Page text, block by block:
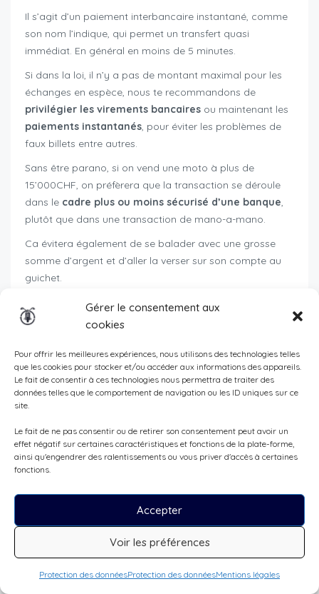
Gérer le consentement aux
cookies
Pour offrir les meilleures expériences, nous utilisons des technologies telles
que les cookies pour stocker et/ou accéder aux informations des appareils.
Le fait de consentir à ces technologies nous permettra de traiter des
données telles que le comportement de navigation ou les ID uniques sur ce
site.
Le fait de ne pas consentir ou de retirer son consentement peut avoir un
effet négatif sur certaines caractéristiques et fonctions de la plate-forme,
ainsi qu'engendrer des ralentissements ou vous priver d'accès à certaines
fonctions.
Accepter
Voir les préférences
Protection des donnéesProtection des donnéesMentions légales
Il s’agit d’un paiement interbancaire instantané, comme
son nom l’indique, qui permet un transfert quasi
immédiat. En général en moins de 5 minutes.
Si dans la loi, il n’y a pas de montant maximal pour les
échanges en espèce, nous te recommandons de
privilégier les virements bancaires ou maintenant les
paiements instantanés, pour éviter les problèmes de
faux billets entre autres.
Sans être parano, si on vend une moto à plus de
15’000CHF, on préfèrera que la transaction se déroule
dans le cadre plus ou moins sécurisé d’une banque,
plutôt que dans une transaction de mano-a-mano.
Ca évitera également de se balader avec une grosse
somme d’argent et d’aller la verser sur son compte au
guichet.
Administratif
Théoriquement, il n’y a pas besoin de faire un
Mais parce que 2 précautions valent mieux qu’une seule,
il y a la possibilité detélécharger un contrat type de
vente,
gratuitement des contrats-types.
En ce qui concerne la
qu’après avoir touché l’intégralité du
On voit une recrudescence de tentatives d’escroquerie
du type, l’acheteur qui verse un acompte et qui accepte